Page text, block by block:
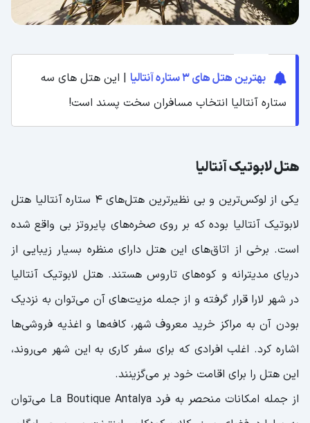
بهترین هتل های 3 ستاره آنتالیا
| این هتل های سه
ستاره آنتالیا انتخاب مسافران سخت پسند است!
هتل لابوتیک آنتالیا
یکی از لوکس‌ترین و بی نظیر‌ترین هتل‌های ۴ ستاره آنتالیا هتل
لا‌بوتیک آنتالیا بوده که بر روی صخره‌های پایروتز بی واقع شده
است. برخی از اتاق‌های این هتل دارای منظره بسیار زیبایی از
دریای مدیترانه و کوه‌های تاروس هستند‌. هتل لابوتیک آنتالیا
در شهر لارا قرار گرفته و از جمله مزیت‌های آن می‌توان به نزدیک
بودن آن به مراکز خرید معروف شهر، کافه‌ها و اغذیه فروشی‌ها
اشاره کرد. اغلب افرادی که برای سفر کاری به این شهر می‌روند،
این هتل را برای اقامت خود بر می‌گزینند.
از جمله امکانات منحصر به فرد La Boutique Antalya می‌توان